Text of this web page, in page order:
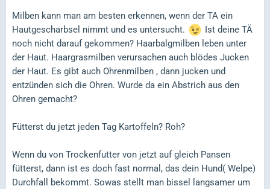
Milben kann man am besten erkennen, wenn der TA ein
Hautgescharbsel nimmt und es untersucht.
Ist deine TÄ
noch nicht darauf gekommen? Haarbalgmilben leben unter
der Haut. Haargrasmilben verursachen auch blödes Jucken
der Haut. Es gibt auch Ohrenmilben , dann jucken und
entzünden sich die Ohren. Wurde da ein Abstrich aus den
Ohren gemacht?
Fütterst du jetzt jeden Tag Kartoffeln? Roh?
Wenn du von Trockenfutter von jetzt auf gleich Pansen
fütterst, dann ist es doch fast normal, das dein Hund( Welpe)
Durchfall bekommt. Sowas stellt man bissel langsamer um